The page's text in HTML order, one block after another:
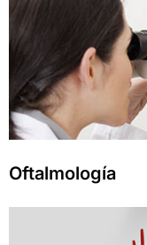
Oftalmología